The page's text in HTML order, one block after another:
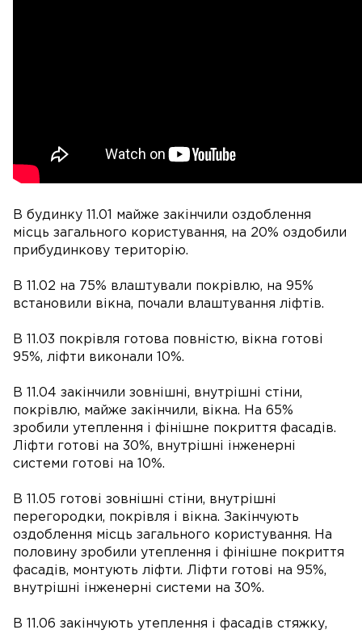
В будинку 11.01 майже закінчили оздоблення
місць загального користування, на 20% оздобили
прибудинкову територію.
В 11.02 на 75% влаштували покрівлю, на 95%
встановили вікна, почали влаштування ліфтів.
В 11.03 покрівля готова повністю, вікна готові
95%, ліфти виконали 10%.
В 11.04 закінчили зовнішні, внутрішні стіни,
покрівлю, майже закінчили, вікна. На 65%
зробили утеплення і фінішне покриття фасадів.
Ліфти готові на 30%, внутрішні інженерні
системи готові на 10%.
В 11.05 готові зовнішні стіни, внутрішні
перегородки, покрівля і вікна. Закінчують
оздоблення місць загального користування. На
половину зробили утеплення і фінішне покриття
фасадів, монтують ліфти. Ліфти готові на 95%,
внутрішні інженерні системи на 30%.
В 11.06 закінчують утеплення і фасадів стяжку,